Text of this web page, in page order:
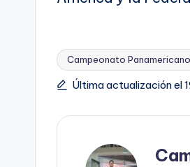
Etiquetas:
Campeonato
Última actualización el